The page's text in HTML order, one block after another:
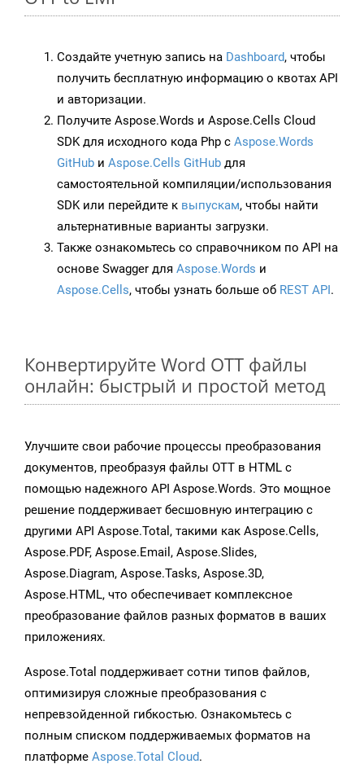
Создайте учетную запись на Dashboard, чтобы
получить бесплатную информацию о квотах API
и авторизации.
Получите Aspose.Words и Aspose.Cells Cloud
SDK для исходного кода Php с Aspose.Words
GitHub и Aspose.Cells GitHub для
самостоятельной компиляции/использования
SDK или перейдите к выпускам, чтобы найти
альтернативные варианты загрузки.
Также ознакомьтесь со справочником по API на
основе Swagger для Aspose.Words и
Aspose.Cells, чтобы узнать больше об REST API.
Конвертируйте Word OTT файлы
онлайн: быстрый и простой метод
Улучшите свои рабочие процессы преобразования
документов, преобразуя файлы OTT в HTML с
помощью надежного API Aspose.Words. Это мощное
решение поддерживает бесшовную интеграцию с
другими API Aspose.Total, такими как Aspose.Cells,
Aspose.PDF, Aspose.Email, Aspose.Slides,
Aspose.Diagram, Aspose.Tasks, Aspose.3D,
Aspose.HTML, что обеспечивает комплексное
преобразование файлов разных форматов в ваших
приложениях.
Aspose.Total поддерживает сотни типов файлов,
оптимизируя сложные преобразования с
непревзойденной гибкостью. Ознакомьтесь с
полным списком поддерживаемых форматов на
платформе Aspose.Total Cloud.